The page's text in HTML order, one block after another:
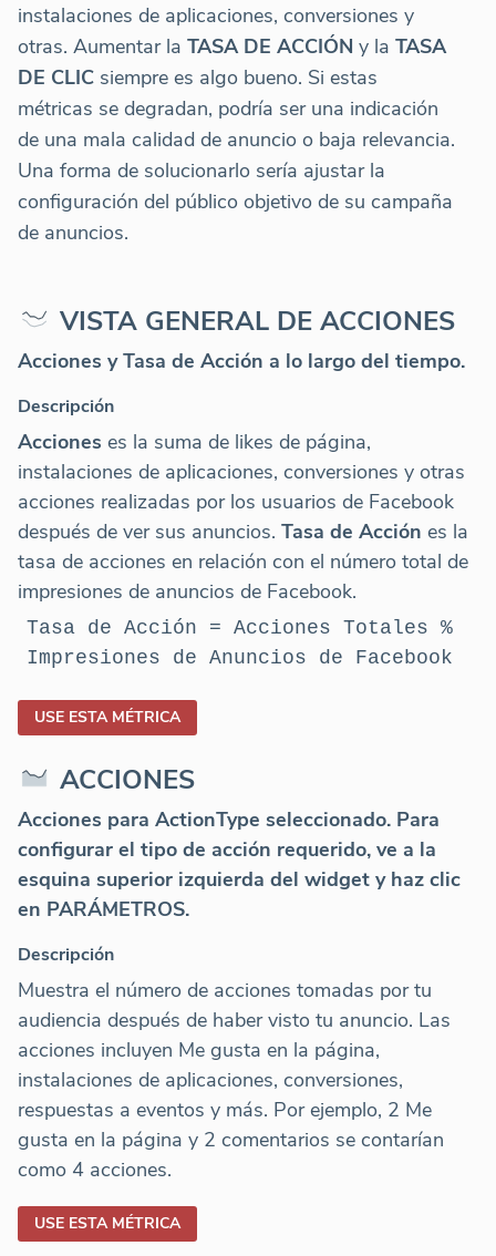
instalaciones de aplicaciones, conversiones y
otras. Aumentar la TASA DE ACCIÓN y la TASA
DE CLIC siempre es algo bueno. Si estas
métricas se degradan, podría ser una indicación
de una mala calidad de anuncio o baja relevancia.
Una forma de solucionarlo sería ajustar la
configuración del público objetivo de su campaña
de anuncios.
VISTA GENERAL DE ACCIONES
Acciones y Tasa de Acción a lo largo del tiempo.
Descripción
Acciones es la suma de likes de página,
instalaciones de aplicaciones, conversiones y otras
acciones realizadas por los usuarios de Facebook
después de ver sus anuncios. Tasa de Acción es la
tasa de acciones en relación con el número total de
impresiones de anuncios de Facebook.
Tasa de Acción = Acciones Totales %
Impresiones de Anuncios de Facebook
USE ESTA MÉTRICA
ACCIONES
Acciones para ActionType seleccionado. Para
configurar el tipo de acción requerido, ve a la
esquina superior izquierda del widget y haz clic
en PARÁMETROS.
Descripción
Muestra el número de acciones tomadas por tu
audiencia después de haber visto tu anuncio. Las
acciones incluyen Me gusta en la página,
instalaciones de aplicaciones, conversiones,
respuestas a eventos y más. Por ejemplo, 2 Me
gusta en la página y 2 comentarios se contarían
como 4 acciones.
USE ESTA MÉTRICA